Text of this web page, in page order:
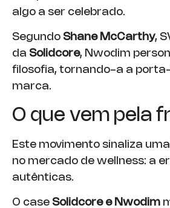
algo a ser celebrado.
Segundo Shane McCarthy,
da Solidcore, Nwodim
filosofia, tornando-a a
marca.
O que vem pela
Este movimento sinaliza
no mercado de wellness: a
autênticas.
O case Solidcore e Nwodim